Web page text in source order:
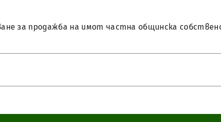
за продажба на имот частна общинска